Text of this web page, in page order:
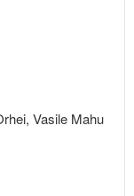
Vasile Mahu